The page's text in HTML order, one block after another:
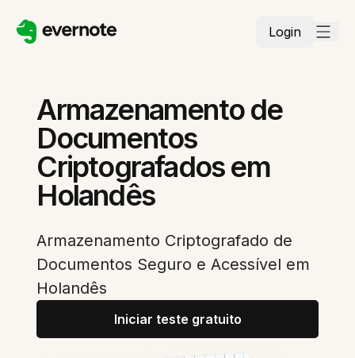
Login
Armazenamento de
Documentos
Criptografados em
Holandês
Armazenamento Criptografado de
Documentos Seguro e Acessível em
Holandês
Iniciar teste gratuito